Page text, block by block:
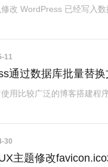
改 WordPress 已经写入
11
通过数据库批量替
用比较广泛的博客搭建
30
主题修改